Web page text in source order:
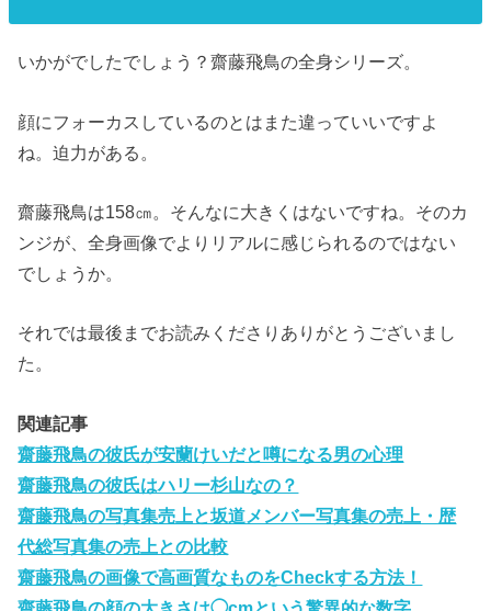
いかがでしたでしょう？齋藤飛鳥の全身シリーズ。
顔にフォーカスしているのとはまた違っていいですよ
ね。迫力がある。
齋藤飛鳥は158㎝。そんなに大きくはないですね。そのカ
ンジが、全身画像でよりリアルに感じられるのではない
でしょうか。
それでは最後までお読みくださりありがとうございまし
た。
関連記事
齋藤飛鳥の彼氏が安蘭けいだと噂になる男の心理
齋藤飛鳥の彼氏はハリー杉山なの？
齋藤飛鳥の写真集売上と坂道メンバー写真集の売上・歴
代総写真集の売上との比較
齋藤飛鳥の画像で高画質なものをCheckする方法！